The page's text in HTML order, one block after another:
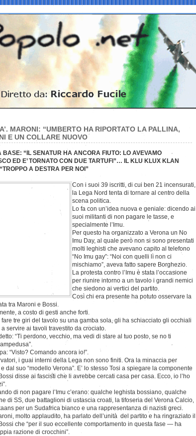
MARONI: “UMBERTO HA RIPORTATO LA PALLINA,
E UN COLLARE NUOVO
BASE: “IL SENATUR HA ANCORA FIUTO: LO AVEVAMO
ED E’ TORNATO CON DUE TARTUFI”… IL KLU KLUX KLAN
A DESTRA PER NOI”
Con i suoi 39 iscritti, di cui ben 21 incensurati,
la Lega Nord tenta di tornare al centro della
scena politica.
Lo fa con un’idea nuova e geniale: dicendo ai
suoi militanti di non pagare le tasse, e
specialmente l’Imu.
Per questo ha organizzato a Verona un No
Imu Day, al quale però non si sono presentati
molti leghisti che avevano capito al telefono
“No Imu gay”: “Noi con quelli lì non ci
mischiamo”, aveva fatto sapere Borghezio.
La protesta contro l’Imu è stata l’occasione
per riunire intorno a un tavolo i grandi nemici
che siedono ai vertici del partito.
Così chi era presente ha potuto osservare la
tra Maroni e Bossi.
a costo di gesti anche forti.
tre giri del tavolo su una gamba sola, gli ha schiacciato gli occhiali
a servire ai tavoli travestito da crociato.
“Ti perdono, vecchio, ma vedi di stare al tuo posto, se no ti
“Visto? Comando ancora io!”.
i guai interni della Lega non sono finiti. Ora la minaccia per
dal suo “modello Verona”. E’ lo stesso Tosi a spiegare la componente
disse ai fascisti che li avrebbe cercati casa per casa. Ecco, io l’ho
di non pagare l’Imu c’erano: qualche leghista bossiano, qualche
di SS, due battaglioni di ustascia croati, la tifoseria del Verona Calcio,
per un Sudafrica bianco e una rappresentanza di nazisti greci.
molto applaudito, ha parlato dell’unità del partito e ha ringraziato il
che “per il suo eccellente comportamento in questa fase — ha
razione di crocchini”.